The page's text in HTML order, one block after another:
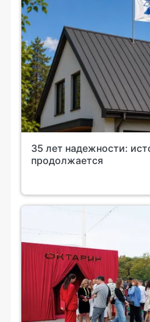
35 лет надежности:
продолжается